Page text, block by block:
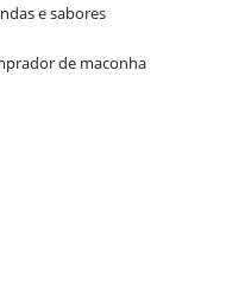
e sabores
de maconha